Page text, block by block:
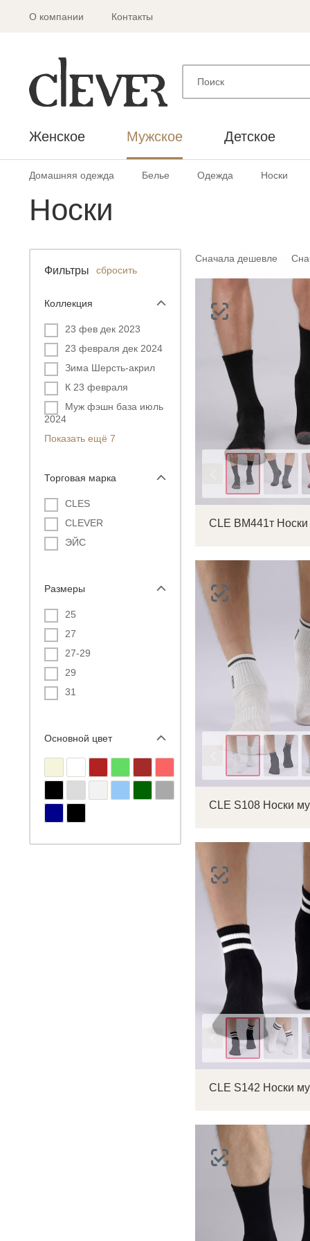
О компании Контакты
Женское Мужское Детское
Домашняя одежда Белье Одежда Носки
Носки
Фильтры сбросить
Коллекция
23 фев дек 2023
23 февраля дек 2024
Зима Шерсть-акрил
К 23 февраля
Муж фэшн база июль
2024
Показать ещё 7
Торговая марка
CLES
CLEVER
ЭЙС
Размеры
25
27
27-29
29
31
Основной цвет
Сначала дешевле
CLE S108 Носки
Цвет
CLE S142 Носки